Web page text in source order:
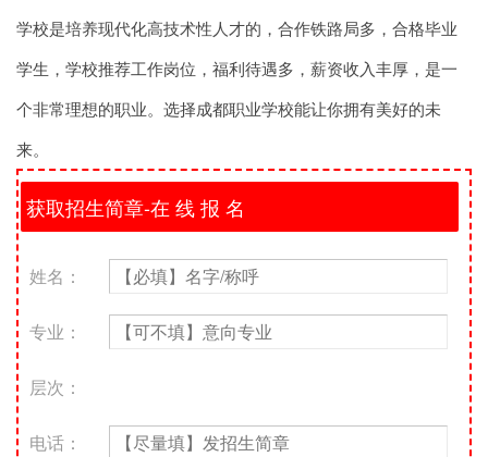
学校是培养现代化高技术性人才的，合作铁路局多，合格毕业
学生，学校推荐工作岗位，福利待遇多，薪资收入丰厚，是一
个非常理想的职业。选择成都职业学校能让你拥有美好的未
来。
姓名：
专业：
层次：
电话：